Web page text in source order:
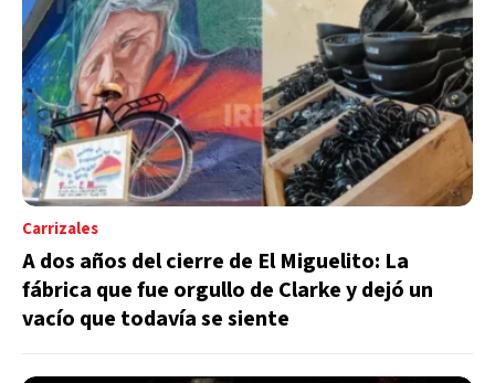
Carrizales
A dos años del cierre de El Miguelito: La
fábrica que fue orgullo de Clarke y dejó un
vacío que todavía se siente